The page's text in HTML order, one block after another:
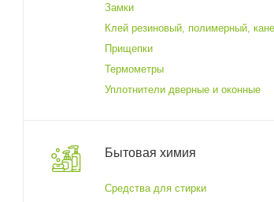
Замки
Клей резиновый, полимерный,
Прищепки
Термометры
Уплотнители дверные и оконные
Бытовая химия
Средства для стирки